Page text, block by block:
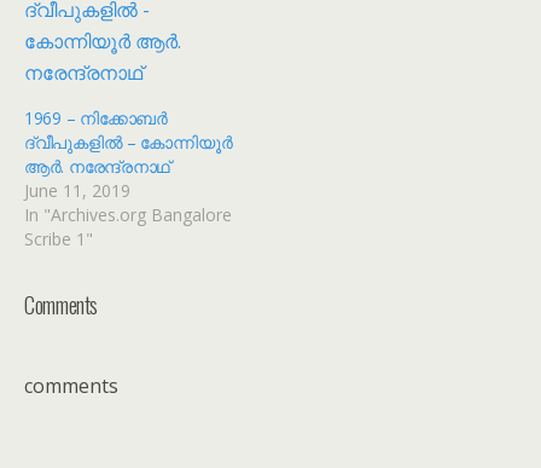
1969 – നിക്കോബർ
ദ്വീപുകളിൽ – കോന്നിയൂർ
ആർ. നരേന്ദ്രനാഥ്
June 11, 2019
In "Archives.org Bangalore
Scribe 1"
Comments
comments